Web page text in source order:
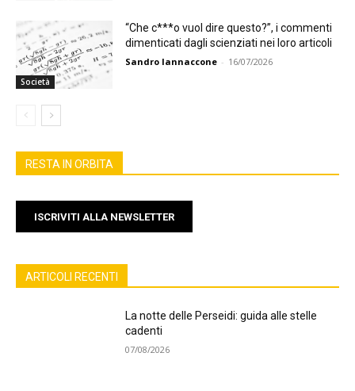
Società
“Che c***o vuol dire questo?”, i commenti
dimenticati dagli scienziati nei loro articoli
Sandro Iannaccone - 16/07/2026
RESTA IN ORBITA
ISCRIVITI ALLA NEWSLETTER
ARTICOLI RECENTI
La notte delle Perseidi: guida alle stelle
cadenti
07/08/2026